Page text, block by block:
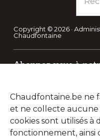
Chaudfontaine.be ne
et ne collecte aucune
cookies sont utilisés à
fonctionnement, ainsi
dans
ce
site
Copyright © 2026 ·
Chaudfontaine
Abonnez-vous à
savoir tout ce qu'il se